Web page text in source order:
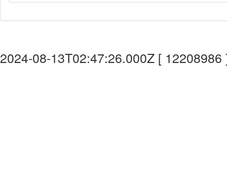
2024-08-13T02:47:26.000Z [ 12208986